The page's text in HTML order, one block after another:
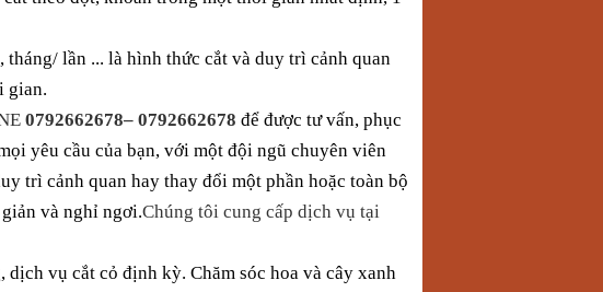
lần ... là hình thức cắt và duy trì cảnh quan
gian.
0792662678– 0792662678 để được tư vấn, phục
yêu cầu của bạn, với một đội ngũ chuyên viên
trì cảnh quan hay thay đổi một phần hoặc toàn bộ
và nghỉ ngơi.Chúng tôi cung cấp dịch vụ tại
vụ cắt cỏ định kỳ. Chăm sóc hoa và cây xanh